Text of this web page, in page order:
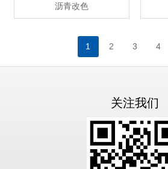
沥青改色
1 2 3 4
关注我们